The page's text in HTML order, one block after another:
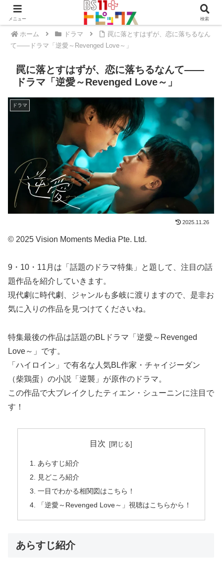
ホーム ドラマ
罠に落とすはずが、恋に落ちるなん
て――ドラマ「逆愛～Revenged Love～」
罠に落とすはずが、恋に落ちるなんて――
ドラマ「逆愛～Revenged Love～」
ドラマ
2025.11.26
© 2025 Vision Moments Media Pte. Ltd.
9・10・11月は「話題のドラマ特集」と題して、注目の話
題作品を紹介していきます。
現代劇に時代劇、ジャンルも多岐に渡りますので、是非お
気に入りの作品を見つけてくださいね。
特集最後の作品は話題のBLドラマ「逆愛～Revenged
Love～」です。
「ハイロイン」で有名な人気BL作家・チャイジーダン
（柴鶏蛋）の小説「逆襲」が原作のドラマ。
この作品で大ブレイクしたティエン・シューニンに注目で
す！
目次
あらすじ紹介
見どころ紹介
一目でわかる相関図はこちら！
「逆愛～Revenged Love～」視聴はこちらから！
あらすじ紹介
メニュー 検索